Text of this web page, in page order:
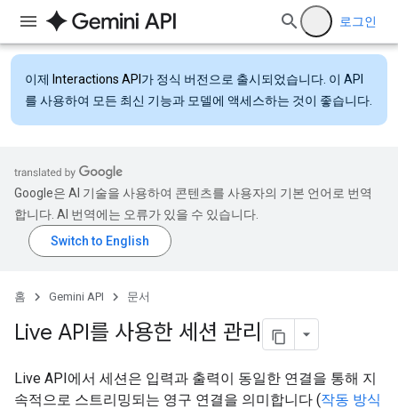
로그인
이제 Interactions API 가 정식 버전으로 출시되었습니다. 이 API
를 사용하여 모든 최신 기능과 모델에 액세스하는 것이 좋습니다.
Google은 AI 기술을 사용하여 콘텐츠를 사용자의 기본 언어로 번역
합니다. AI 번역에는 오류가 있을 수 있습니다.
홈 Gemini API 문서
Live API를 사용한 세션 관리
Live API에서 세션은 입력과 출력이 동일한 연결을 통해 지
속적으로 스트리밍되는 영구 연결을 의미합니다 (작동 방식